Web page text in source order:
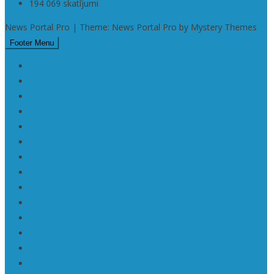
194 069 skatījumi
News Portal Pro | Theme: News Portal Pro by Mystery Themes
Footer Menu